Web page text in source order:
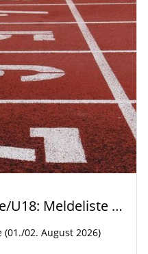
BW Mehrkampf Aktive/U18: Meldeliste mit Riegeneinteilung und Rahmenzeitplan veröffentlicht
02. August 2026)